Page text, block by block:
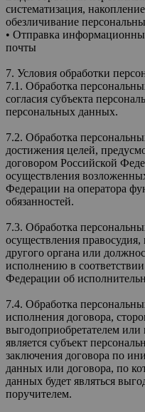
систематизация,
обезличивание
• Отправка
почты
7. Условия обработки
7.1. Обработка
согласия субъекта
персональных данных.
7.2. Обработка
достижения целей,
договором Российской
осуществления
Федерации на оператора
обязанностей.
7.3. Обработка
осуществления правосудия,
другого органа или
исполнению в
Федерации об
7.4. Обработка
исполнения договора,
выгодоприобретателем
является субъект
заключения договора по
данных или договора, по
данных будет являться
поручителем.